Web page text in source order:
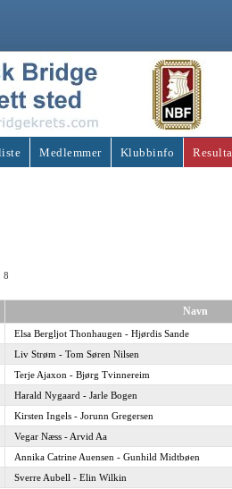
Medlemmer Klubbinfo
8
Navn
Elsa Bergljot Thonhaugen - Hjørdis Sande
Liv Strøm - Tom Søren Nilsen
Terje Ajaxon - Bjørg Tvinnereim
Harald Nygaard - Jarle Bogen
Kirsten Ingels - Jorunn Gregersen
Vegar Næss - Arvid Aa
Annika Catrine Auensen - Gunhild Midtbøen
Sverre Aubell - Elin Wilkin